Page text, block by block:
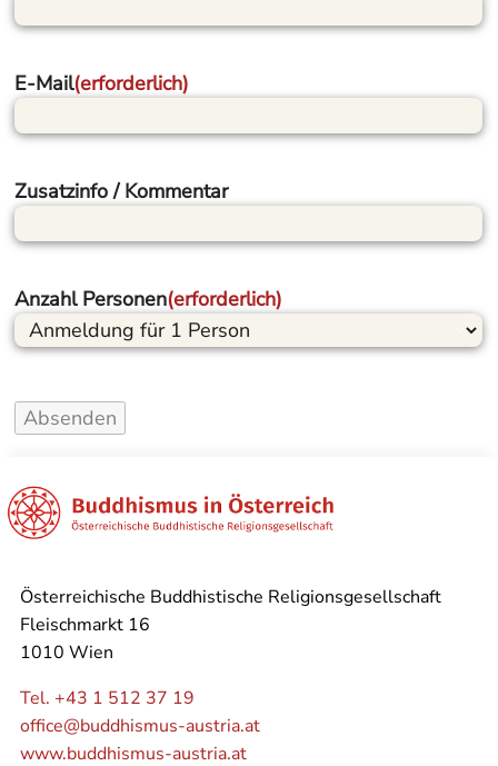
E-Mail(erforderlich)
Zusatzinfo / Kommentar
Anzahl Personen(erforderlich)
Absenden
Österreichische Buddhistische Religionsgesellschaft
Fleischmarkt 16
1010 Wien
Tel. +43 1 512 37 19
office@buddhismus-austria.at
www.buddhismus-austria.at